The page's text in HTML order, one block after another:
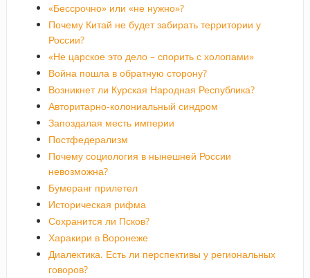
«Бессрочно» или «не нужно»?
Почему Китай не будет забирать территории у
России?
«Не царское это дело – спорить с холопами»
Война пошла в обратную сторону?
Возникнет ли Курская Народная Республика?
Авторитарно-колониальный синдром
Запоздалая месть империи
Постфедерализм
Почему социология в нынешней России
невозможна?
Бумеранг прилетел
Историческая рифма
Сохранится ли Псков?
Харакири в Воронеже
Диалектика. Есть ли перспективы у региональных
говоров?